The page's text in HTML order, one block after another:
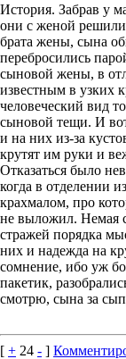
История. Забрав у
они с женой решили
брата жены, сына
перебросились
сыновой жены, в
известным в узких
человеческий вид
сыновой тещи. И
и на них из-за
крутят им руки и
Отказаться было
когда в отделении
крахмалом, про
не выложил. Немая
стражей порядка
них и надежда на
сомнение, ибо уж
пакетик,
смотрю, сына за
[ + 24 - ]